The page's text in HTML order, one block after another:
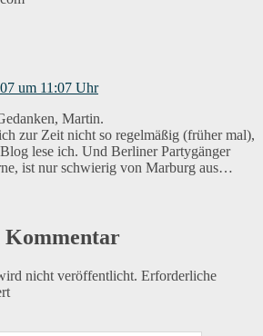
um 11:07 Uhr
Martin.
zur Zeit nicht so regelmäßig (früher mal),
lese ich. Und Berliner Partygänger
ist nur schwierig von Marburg aus…
Kommentar
nicht veröffentlicht. Erforderliche